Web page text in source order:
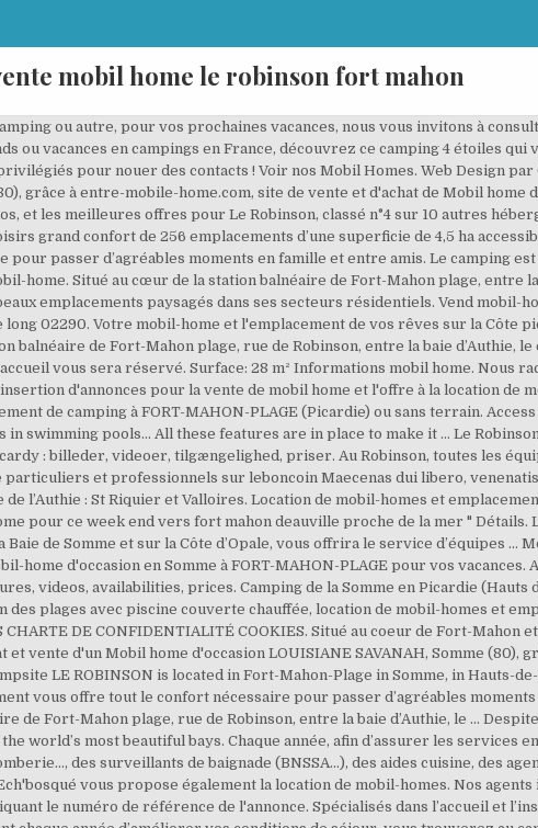
mobil home le robinson fort mahon
All you need to know from Camping Le Robinson in Nord-Pas-de-Calais and Picardy : pictures, videos, availabilities, prices. Camping de la Somme en Picardie (Hauts de France), le CAMPING LE ROYON **** à Fort Mahon Plage (80), vous accueille à 2 km des plages avec piscine couverte chauffée, location de mobil-homes et emplacements camping pour vos vacances en Baie de Somme MENTIONS LÉGALES CHARTE DE CONFIDENTIALITÉ COOKIES. Situé au coeur de Fort-Mahon et à seulement 1,8 Km de la plage, ... Vente de mobil-homes d'occasions sur place. Achat et vente d'un Mobil home d'occasion LOUISIANE SAVANAH, Somme (80), grâce à entre-mobile-home.com, site de vente et d'achat de Mobil home d'occasion. The campsite LE ROBINSON is located in Fort-Mahon-Plage in Somme, in Hauts-de-France, a region which has plenty of varied great surprises in store. Chaque emplacement vous offre tout le confort nécessaire pour passer d’agréables moments en famille et entre amis. Le Camping de Robinson est situé au cœur de la station balnéaire de Fort-Mahon plage, rue de Robinson, entre la baie d’Authie, le … Despite the risk of becoming a sandbank, the bay of the Somme in Picardie is part of the club of the world’s most beautiful bays. Chaque année, afin d’assurer les services en saison, nous recrutons des animateurs, des ouvriers en espaces verts, en plomberie…, des surveillants de baignade (BNSSA…), des aides cuisine, des agents d’accueil, des serveurs… pour des périodes allant d’avril à septembre ! Le Camping Ech'bosqué vous propose également la location de mobil-homes. Nos agents immobiliers sont disponibles pour une question, une visite, contactez-les en leur indiquant le numéro de référence de l'annonce. Spécialisés dans l’accueil et l’installation de mobil home, à la vente et à la location depuis plus de 30 ans, et nous efforçant chaque année d’améliorer vos conditions de séjour, vous trouverez au camping de Robinson à la fois le mobil home de vos rêves et la parcelle très paysagère et spacieuse qui vous comblera. Mobil-home composé: d un ... Mobil home Dinard vente; Annonce mobil home neuf ... Entrez votre adresse email pour recevoir des alertes aussitôt que nous trouverons nouvelles annonces pour Mobil home a vendre dans camping a fort mahon. – Cette année, la piscine vous ouvrira ses portes du samedi 4 avril 2020 au dimanche 27 septembre 2020. Publier une annonce pour vendre ou mettre en location un bien immobilier entre particuliers est gratuit. Grand choix de mobil homes d'occasions toutes tailles, arrivage fréquent à venir visiter sur notre parc d'exposition. A proximité immédiate (à pied) : 15 mn de la plage, centre équestre, 1 mini golf, Aquaclub, golf, cinéma (centre station balnéaire). Le Vert Gazon, Fort-Mahon-Plage : Consultez les 45 avis de voyageurs, 21 photos, et les meilleures offres pour Le Vert Gazon, classé n°1 sur 10 autres hébergements à Fort-Mahon-Plage et noté 4 sur 5 sur Tripadvisor. Vente mobil home camping fort mahon. Le Camping de La Motte**** vous propose des locations et des offres pour vous et vos proches !. Mobil-Home - 40 m² 80860 Ponthoile. Mobilhome à louer au domaine "Le Bois Dormant" à Quend-Plage-Les-Pins Mobil-Home Concept offre le transport, l'installation et la réparation de mobil-homes qui sont en vente (neufs, occasions et sur parcelle) dans la Somme. The price is $99 per night from Jan 7 to Jan 8 $99. La parcelle du mobil home en vente à fort mahon plage est situé sur camping ou prl en picardie. Vente Mobil-Home . Find your rental or your campsite location near Fort-Mahon-Plage. A proximité immédiate (à pied) : 15 mn de la plage, centre équestre, 1 mini golf, Aquaclub, golf, cinéma (centre station balnéaire). A proximité immédiate (à pied) : 15 mn de la plage, centre équestre, 1 mini golf, Aquaclub, golf, cinéma (centre station balnéaire). Book your holidays in just a few clicks with Camping Direct, the leading European website for camping holidays. Camping grand confort de 256 emplacements d’une superficie de 4,5 ha accessible toute l’année. D’autres modèles de mobil home neuf et d’occasion sont consultables sur le site de notre partenaire www.authiemobilhome.fr. Le camping du Vert Gazon accueille votre mobil-home ou vous propose un séjour dans ses mobil-homes. 187 rue de Robinson - 80120 Fort-Mahon-Plage. Your destination: Bay of the Somme ? 17 000 € Acheter un mobil-home: Mobil-home Trigano Evolution 31 2 chambres. 501 rue robinson, 80120 Fort-Mahon-Plage, France – Great location - show map After booking, all of the property’s details, including telephone and address, are provided in … CAMPING LE VERT GAZON 741 route de Quend 80120 Fort-Mahon Plage Tél. : 03 22 23 37 69 Tél. Chaque emplacement vous offre tout le confort nécessaire